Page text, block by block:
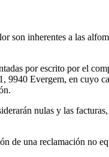
son inherentes a las
por escrito por el
9940 Evergem, en cuyo
nulas y las facturas,
de una reclamación no